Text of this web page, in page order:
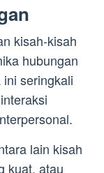
kisah-kisah
hubungan
seringkali
lain kisah
kuat, atau